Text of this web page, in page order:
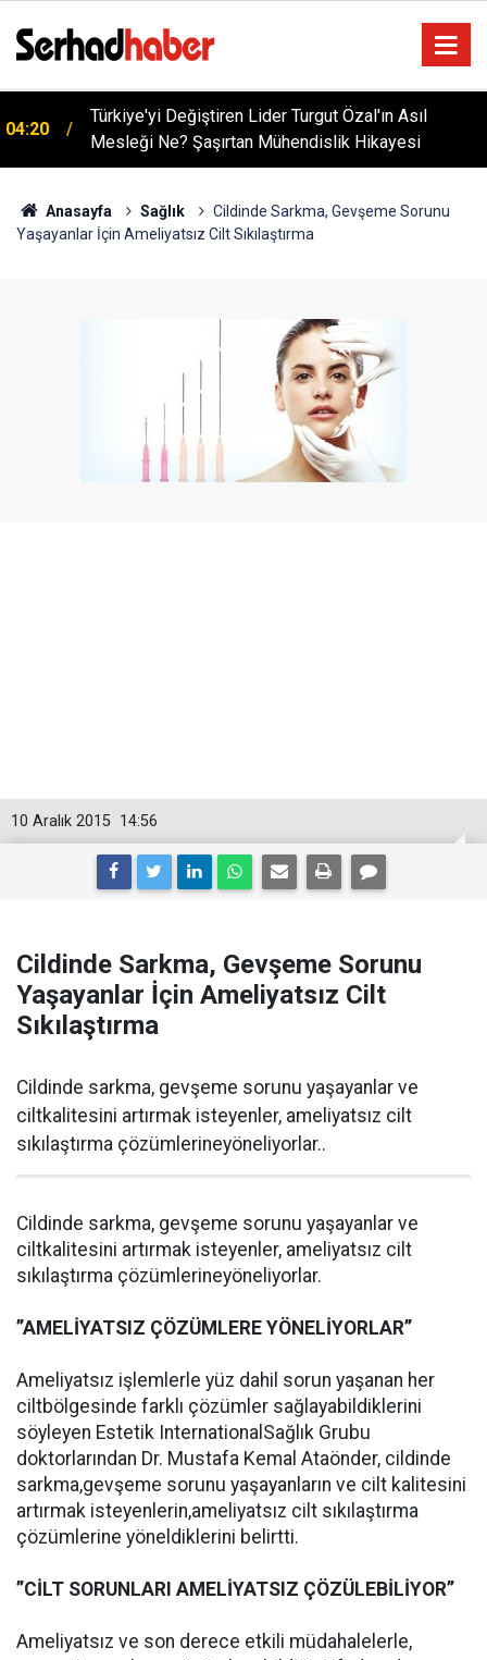
04:20
Türkiye'yi Değiştiren Lider Turgut Özal'ın Asıl
Mesleği Ne? Şaşırtan Mühendislik Hikayesi
Anasayfa Sağlık
Cildinde Sarkma, Gevşeme Sorunu
Yaşayanlar İçin Ameliyatsız Cilt Sıkılaştırma
14:56
10 Aralık 2015
Cildinde Sarkma, Gevşeme Sorunu
Yaşayanlar İçin Ameliyatsız Cilt
Sıkılaştırma
Cildinde sarkma, gevşeme sorunu yaşayanlar ve
ciltkalitesini artırmak isteyenler, ameliyatsız cilt
sıkılaştırma çözümlerineyöneliyorlar..
Cildinde sarkma, gevşeme sorunu yaşayanlar ve
ciltkalitesini artırmak isteyenler, ameliyatsız cilt
sıkılaştırma çözümlerineyöneliyorlar.
’’AMELİYATSIZ ÇÖZÜMLERE YÖNELİYORLAR’’
Ameliyatsız işlemlerle yüz dahil sorun yaşanan her
ciltbölgesinde farklı çözümler sağlayabildiklerini
söyleyen Estetik InternationalSağlık Grubu
doktorlarından Dr. Mustafa Kemal Ataönder, cildinde
sarkma,gevşeme sorunu yaşayanların ve cilt kalitesini
artırmak isteyenlerin,ameliyatsız cilt sıkılaştırma
çözümlerine yöneldiklerini belirtti.
’’CİLT SORUNLARI AMELİYATSIZ ÇÖZÜLEBİLİYOR’’
Ameliyatsız ve son derece etkili müdahalelerle,